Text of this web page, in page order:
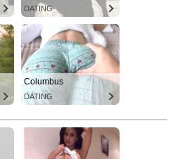
DATING
Columbus
DATING